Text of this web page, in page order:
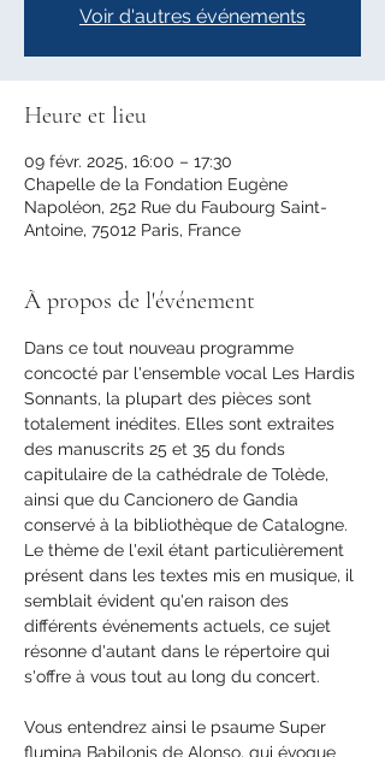
Voir d'autres événements
Heure et lieu
09 févr. 2025, 16:00 – 17:30
Chapelle de la Fondation Eugène
Napoléon, 252 Rue du Faubourg Saint-
Antoine, 75012 Paris, France
À propos de l'événement
Dans ce tout nouveau programme
concocté par l'ensemble vocal Les Hardis
Sonnants, la plupart des pièces sont
totalement inédites. Elles sont extraites
des manuscrits 25 et 35 du fonds
capitulaire de la cathédrale de Tolède,
ainsi que du Cancionero de Gandia
conservé à la bibliothèque de Catalogne.
Le thème de l'exil étant particulièrement
présent dans les textes mis en musique, il
semblait évident qu'en raison des
différents événements actuels, ce sujet
résonne d'autant dans le répertoire qui
s'offre à vous tout au long du concert.
Vous entendrez ainsi le psaume Super
flumina Babilonis de Alonso, qui évoque